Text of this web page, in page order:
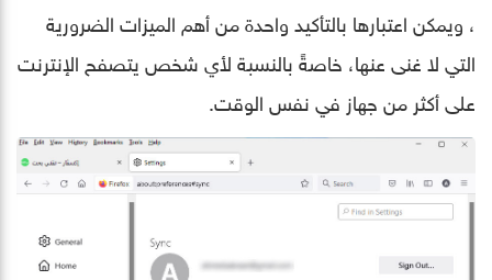
، ويمكن اعتبارها بالتأكيد واحدة من أهم الميزات الضرورية
التي لا غنى عنها، خاصةً بالنسبة لأي شخص يتصفح الإنترنت
على أكثر من جهاز في نفس الوقت.